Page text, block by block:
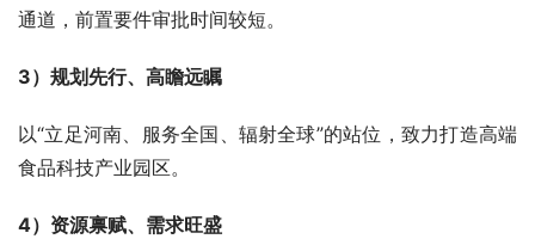
通道，前置要件审批时间较短。
3）规划先行、高瞻远瞩
以“立足河南、服务全国、辐射全球”的站位，致力打造高端
食品科技产业园区。
4）资源禀赋、需求旺盛